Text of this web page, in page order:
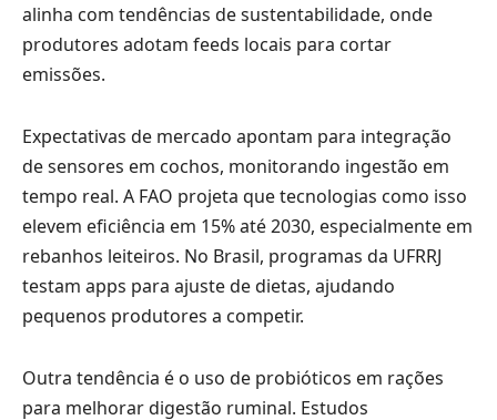
alinha com tendências de sustentabilidade, onde
produtores adotam feeds locais para cortar
emissões.
Expectativas de mercado apontam para integração
de sensores em cochos, monitorando ingestão em
tempo real. A FAO projeta que tecnologias como isso
elevem eficiência em 15% até 2030, especialmente em
rebanhos leiteiros. No Brasil, programas da UFRRJ
testam apps para ajuste de dietas, ajudando
pequenos produtores a competir.
Outra tendência é o uso de probióticos em rações
para melhorar digestão ruminal. Estudos